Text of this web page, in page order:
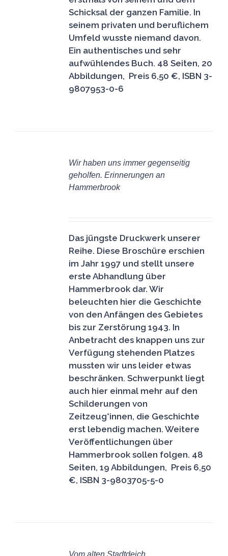
Schicksal der ganzen Familie. In
seinem privaten und beruflichem
Umfeld wusste niemand davon.
Ein authentisches und sehr
aufwühlendes Buch. 48 Seiten, 20
Abbildungen, Preis 6,50 €, ISBN 3-
9807953-0-6
WARENKORBWir haben uns immer gegenseitig
geholfen. Erinnerungen an
Hammerbrook
Das jüngste Druckwerk unserer
Reihe. Diese Broschüre erschien
im Jahr 1997 und stellt unsere
erste Abhandlung über
Hammerbrook dar. Wir
beleuchten hier die Geschichte
von den Anfängen des Gebietes
bis zur Zerstörung 1943. In
Anbetracht des knappen uns zur
Verfügung stehenden Platzes
mussten wir uns leider etwas
beschränken. Schwerpunkt liegt
auch hier einmal mehr auf den
Schilderungen von
Zeitzeug*innen, die Geschichte
erst lebendig machen. Weitere
Veröffentlichungen über
Hammerbrook sollen folgen. 48
Seiten, 19 Abbildungen, Preis 6,50
€, ISBN 3-9803705-5-0
Vom alten Stadtdeich